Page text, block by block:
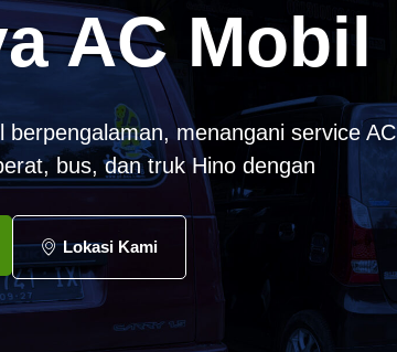
AC Mobil
berpengalaman, menangani service AC
bus, dan truk Hino dengan
Lokasi Kami